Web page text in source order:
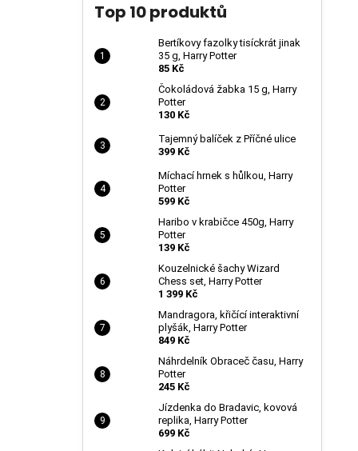
Top 10 produktů
Bertíkovy fazolky tisíckrát jinak
35 g, Harry Potter
85 Kč
Čokoládová žabka 15 g, Harry
Potter
130 Kč
Tajemný balíček z Příčné ulice
399 Kč
Míchací hrnek s hůlkou, Harry
Potter
599 Kč
Haribo v krabičce 450g, Harry
Potter
139 Kč
Kouzelnické šachy Wizard
Chess set, Harry Potter
1 399 Kč
Mandragora, křičící interaktivní
plyšák, Harry Potter
849 Kč
Náhrdelník Obraceč času, Harry
Potter
245 Kč
Jízdenka do Bradavic, kovová
replika, Harry Potter
699 Kč